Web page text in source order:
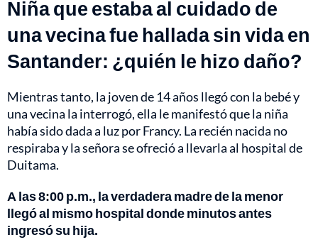
Niña que estaba al cuidado de
una vecina fue hallada sin vida en
Santander: ¿quién le hizo daño?
Mientras tanto, la joven de 14 años llegó con la bebé y
una vecina la interrogó, ella le manifestó que la niña
había sido dada a luz por Francy. La recién nacida no
respiraba y la señora se ofreció a llevarla al hospital de
Duitama.
A las 8:00 p.m., la verdadera madre de la menor
llegó al mismo hospital donde minutos antes
ingresó su hija.